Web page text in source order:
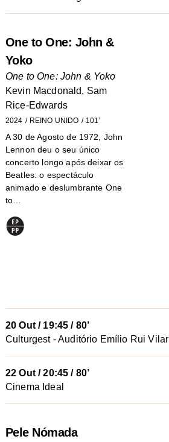
One to One: John &
Yoko
One to One: John & Yoko
Kevin Macdonald, Sam
Rice-Edwards
2024 REINO UNIDO 101’
A 30 de Agosto de 1972, John
Lennon deu o seu único
concerto longo após deixar os
Beatles: o espectáculo
animado e deslumbrante One
to…
20 Out / 19:45 / 80’
Culturgest - Auditório Emílio Rui Vilar
22 Out /20:45 / 80’
Cinema Ideal
Pele Nómada